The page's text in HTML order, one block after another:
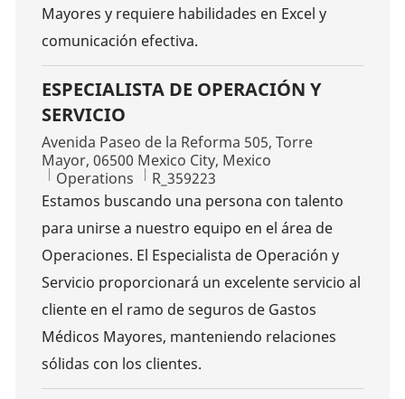
Mayores y requiere habilidades en Excel y
comunicación efectiva.
ESPECIALISTA DE OPERACIÓN Y
SERVICIO
Location
Avenida Paseo de la Reforma 505, Torre
Mayor, 06500 Mexico City, Mexico
Category
Operations Job Id
R_359223
Estamos buscando una persona con talento
para unirse a nuestro equipo en el área de
Operaciones. El Especialista de Operación y
Servicio proporcionará un excelente servicio al
cliente en el ramo de seguros de Gastos
Médicos Mayores, manteniendo relaciones
sólidas con los clientes.